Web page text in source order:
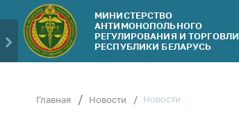
Министерство
Руководство
Министерства
МИНИСТЕРСТВО
АНТИМОНОПОЛЬНОГО
РЕГУЛИРОВАНИЯ И ТОРГОВЛИ
РЕСПУБЛИКИ БЕЛАРУСЬ
Главная Новости Новости